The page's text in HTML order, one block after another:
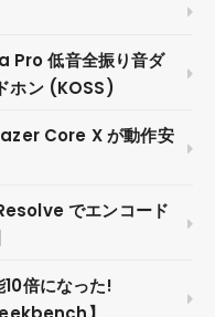
Pro 低音全振り音ダ
ホン (KOSS)
Core X が動作安
でエンコード
倍になった!